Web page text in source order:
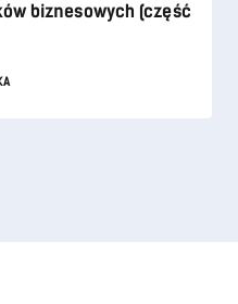
biznesowych (część